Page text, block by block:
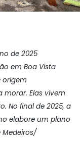
de 2025
em Boa Vista
origem
morar. Elas vivem
No final de 2025, a
elabore um plano
Medeiros/